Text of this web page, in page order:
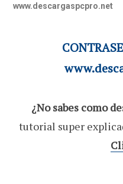
www.descargaspcpro.net
¿No sabes como
tutorial super